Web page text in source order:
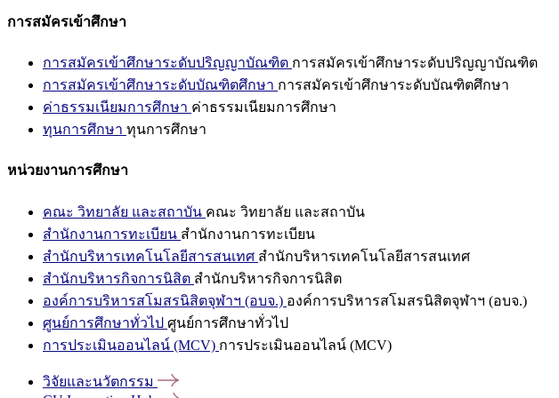
การสมัครเข้าศึกษา
การสมัครเข้าศึกษาระดับปริญญาบัณฑิต การสมัครเข้าศึกษาระดับปริญญาบัณฑิต
การสมัครเข้าศึกษาระดับบัณฑิตศึกษา การสมัครเข้าศึกษาระดับบัณฑิตศึกษา
ค่าธรรมเนียมการศึกษา ค่าธรรมเนียมการศึกษา
ทุนการศึกษา ทุนการศึกษา
หน่วยงานการศึกษา
คณะ วิทยาลัย และสถาบัน คณะ วิทยาลัย และสถาบัน
สำนักงานการทะเบียน สำนักงานการทะเบียน
สำนักบริหารเทคโนโลยีสารสนเทศ สำนักบริหารเทคโนโลยีสารสนเทศ
สำนักบริหารกิจการนิสิต สำนักบริหารกิจการนิสิต
องค์การบริหารสโมสรนิสิตจุฬาฯ (อบจ.) องค์การบริหารสโมสรนิสิตจุฬาฯ (อบจ.)
ศูนย์การศึกษาทั่วไป ศูนย์การศึกษาทั่วไป
การประเมินออนไลน์ (MCV) การประเมินออนไลน์ (MCV)
วิจัยและนวัตกรรม